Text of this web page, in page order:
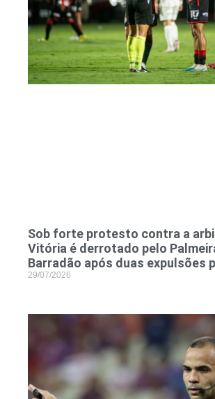
Sob forte protesto contra a
Vitória é derrotado pelo
Barradão após duas expulsões
29/07/2026